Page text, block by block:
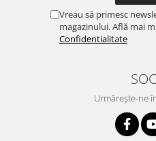
Vreau să primesc
magazinului. Află mai
Confidentialitate
Urmărește-ne